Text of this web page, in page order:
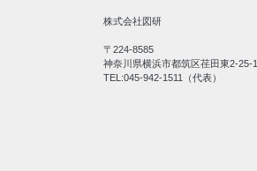
株式会社図研
〒224-8585
神奈川県横浜市都筑区荏田東2-25-1
TEL:045-942-1511（代表）